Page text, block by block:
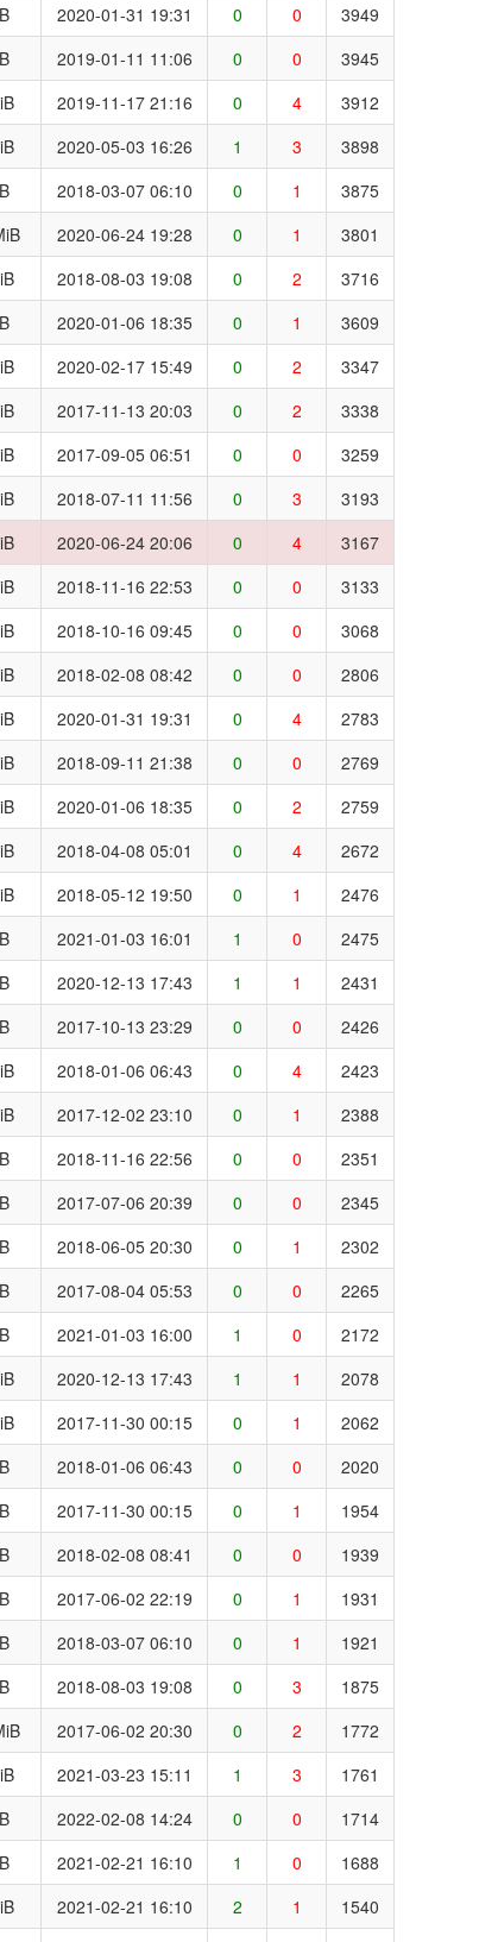
2020-01-31 19:31 0 0
3949
2019-01-11 11:06 0 0 3945
2019-11-17 21:16 0 4 3912
2020-05-03 16:26 1 3 3898
2018-03-07 06:10 0 1
3875
2020-06-24 19:28 0 1 3801
2018-08-03 19:08 0 2 3716
2020-01-06 18:35 0 1 3609
2020-02-17 15:49 0 2 3347
2017-11-13 20:03 0 2 3338
2017-09-05 06:51 0 0 3259
2018-07-11 11:56 0 3
3193
2020-06-24 20:06 0 4 3167
2018-11-16 22:53 0 0 3133
2018-10-16 09:45 0 0 3068
2018-02-08 08:42 0 0 2806
2020-01-31 19:31 0 4 2783
2018-09-11 21:38 0 0 2769
2020-01-06 18:35 0 2 2759
2018-04-08 05:01 0 4 2672
2018-05-12 19:50 0 1 2476
2021-01-03 16:01 1 0 2475
2020-12-13 17:43 1 1
2431
2017-10-13 23:29 0 0 2426
2018-01-06 06:43 0 4
2423
2017-12-02 23:10 0 1
2388
2018-11-16 22:56 0 0
2351
2017-07-06 20:39 0 0 2345
2018-06-05 20:30 0 1 2302
2017-08-04 05:53 0 0 2265
2021-01-03 16:00 1 0 2172
2020-12-13 17:43 1 1 2078
2017-11-30 00:15 0 1
2062
2018-01-06 06:43 0 0
2020
2017-11-30 00:15 0 1
1954
2018-02-08 08:41 0 0 1939
2017-06-02 22:19 0 1
1931
2018-03-07 06:10 0 1
1921
2018-08-03 19:08 0 3
1875
2017-06-02 20:30 0 2
1772
2021-03-23 15:11 1 3 1761
2022-02-08 14:24 0 0
1714
2021-02-21 16:10 1 0
1688
2021-02-21 16:10 2 1
1540